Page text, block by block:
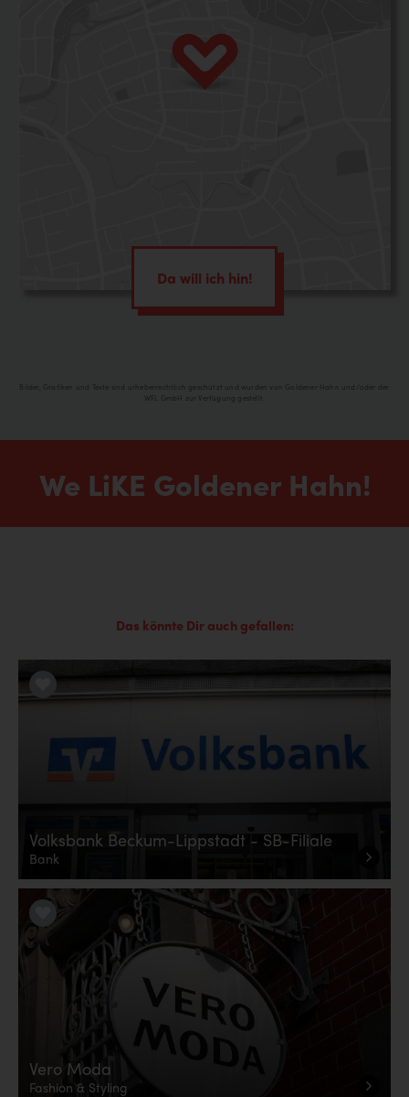
Da will ich hin!
Bilder, Grafiken und Texte sind urheberrechtlich geschützt und wurden von Goldener Hahn und/oder der
WFL GmbH zur Verfügung gestellt.
We LiKE Goldener Hahn!
Das könnte Dir auch gefallen:
Volksbank Beckum-Lippstadt - SB-Filiale
Bank
LiKE it!
Vero Moda
Fashion & Styling